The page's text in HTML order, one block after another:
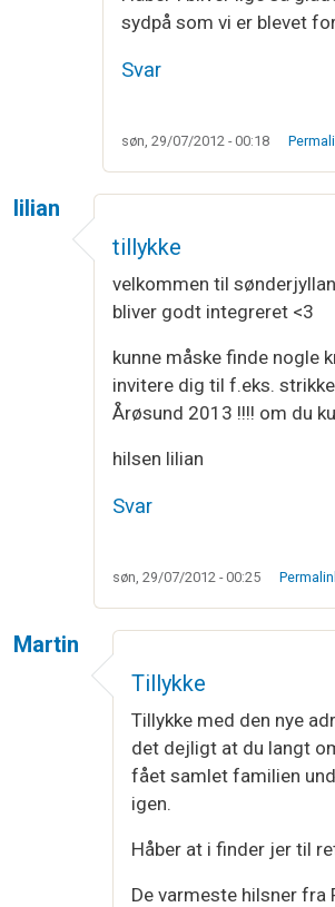
sydpå som vi er blevet
Svar
søn, 29/07/2012 - 00:18
lilian
tillykke
velkommen til
bliver godt integreret <3
kunne måske finde nogle
invitere dig til f.eks.
Årøsund 2013 !!!! om du
hilsen lilian
Svar
søn, 29/07/2012 - 00:25
Martin
Tillykke
Tillykke med den nye
det dejligt at du langt
fået samlet familien
igen.
Håber at i finder jer til
De varmeste hilsner fra